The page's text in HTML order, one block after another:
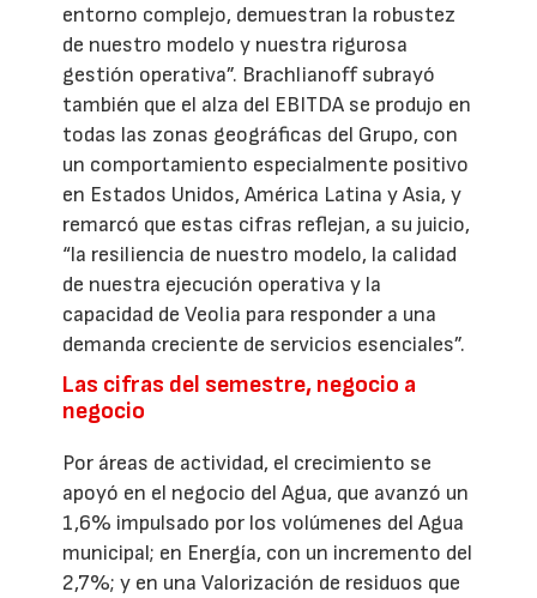
entorno complejo, demuestran la robustez
de nuestro modelo y nuestra rigurosa
gestión operativa”. Brachlianoff subrayó
también que el alza del EBITDA se produjo en
todas las zonas geográficas del Grupo, con
un comportamiento especialmente positivo
en Estados Unidos, América Latina y Asia, y
remarcó que estas cifras reflejan, a su juicio,
“la resiliencia de nuestro modelo, la calidad
de nuestra ejecución operativa y la
capacidad de Veolia para responder a una
demanda creciente de servicios esenciales”.
Las cifras del semestre, negocio a
negocio
Por áreas de actividad, el crecimiento se
apoyó en el negocio del Agua, que avanzó un
1,6% impulsado por los volúmenes del Agua
municipal; en Energía, con un incremento del
2,7%; y en una Valorización de residuos que